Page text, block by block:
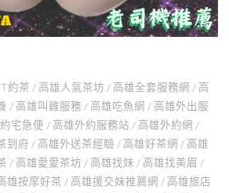
約茶 / 高雄人氣茶坊 / 高雄全套服務網 / 高
/ 高雄叫雞服務 / 高雄吃魚網 / 高雄外出服
宅急便 / 高雄外約服務站 / 高雄外約網 /
到府 / 高雄外送茶經驗 / 高雄好茶網 / 高雄
/ 高雄愛愛茶坊 / 高雄找妹 / 高雄找美眉 /
雄按摩好茶 / 高雄援交妹推薦網 / 高雄旅店